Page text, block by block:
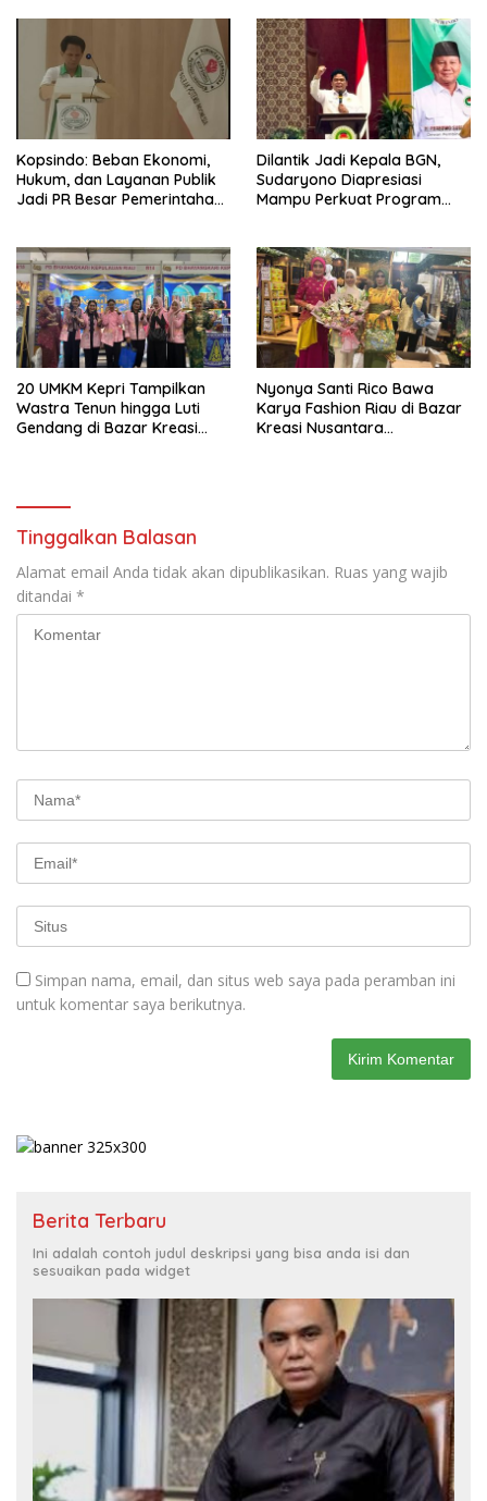
Kopsindo: Beban Ekonomi,
Hukum, dan Layanan Publik
Jadi PR Besar Pemerintahan
Dilantik Jadi Kepala BGN,
Sudaryono Diapresiasi
Mampu Perkuat Program
20 UMKM Kepri Tampilkan
Wastra Tenun hingga Luti
Gendang di Bazar Kreasi
Nyonya Santi Rico Bawa
Karya Fashion Riau di Bazar
Kreasi Nusantara
Tinggalkan Balasan
Alamat email Anda tidak akan dipublikasikan. Ruas yang wajib
ditandai *
Simpan nama, email, dan situs web saya pada peramban ini
untuk komentar saya berikutnya.
Berita Terbaru
Ini adalah contoh judul deskripsi yang bisa anda isi dan
sesuaikan pada widget